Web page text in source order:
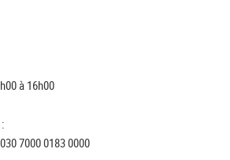
à 16h00
7000 0183 0000